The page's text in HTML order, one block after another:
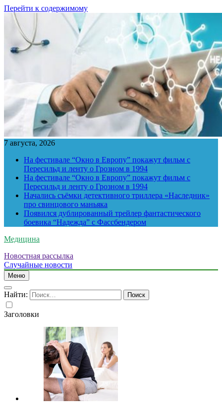
Перейти к содержимому
7 августа, 2026
На фестивале “Окно в Европу” покажут фильм с
Пересильд и ленту о Грозном в 1994
На фестивале “Окно в Европу” покажут фильм с
Пересильд и ленту о Грозном в 1994
Начались съёмки детективного триллера «Наследник»
про свинцового маньяка
Появился дублированный трейлер фантастического
боевика “Надежда” с Фассбендером
Медицина
Новостная рассылка
Случайные новости
Меню
Найти:
Заголовки